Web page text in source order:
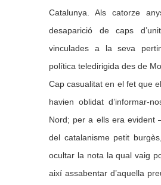
Catalunya. Als catorze
desaparició de caps
vinculades a la seva
política teledirigida des de
Cap casualitat en el fet que
havien oblidat d’informar-
Nord; per a ells era
del catalanisme petit
ocultar la nota la qual vaig
així assabentar d’aquella